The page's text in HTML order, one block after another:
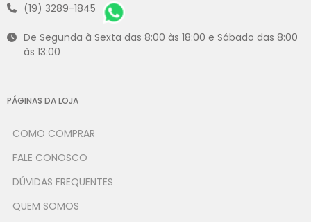
(19) 3289-1845
De Segunda à Sexta das 8:00 às 18:00 e Sábado das 8:00
às 13:00
PÁGINAS DA LOJA
COMO COMPRAR
FALE CONOSCO
DÚVIDAS FREQUENTES
QUEM SOMOS